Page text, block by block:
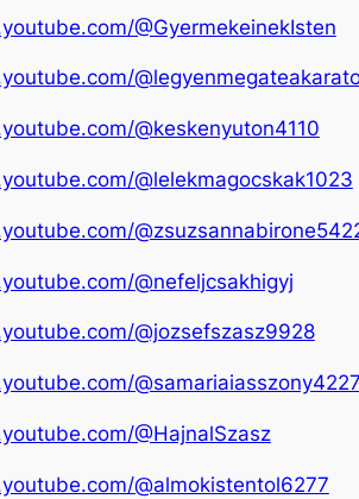
@GyermekeinekIsten
@keskenyuton4110
@lelekmagocskak1023
@nefeljcsakhigyj
@jozsefszasz9928
@HajnalSzasz
@almokistentol6277